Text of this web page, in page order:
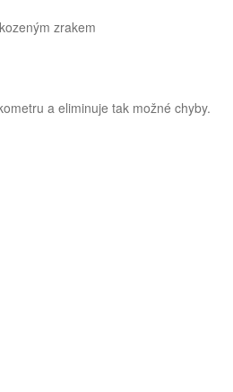
zrakem
a eliminuje tak možné chyby.